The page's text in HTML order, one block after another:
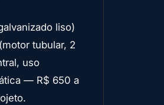
liso)
tubular, 2
uso
— R$ 650 a